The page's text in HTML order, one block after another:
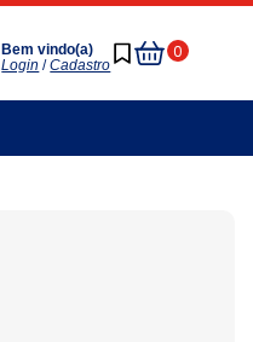
Bem vindo(a)
Login /Cadastro
0
Meu
Carrinho